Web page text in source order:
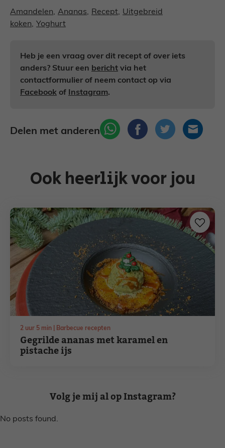
Amandelen, Ananas, Recept, Uitgebreid
koken, Yoghurt
Heb je een vraag over dit recept of over iets
anders? Stuur een bericht via het
contactformulier of neem contact op via
Facebook of Instagram.
Delen met anderen
Ook heerlijk voor jou
2 uur
uur 5minuten
min Barbecue recepten
Gegrilde ananas met karamel en
pistache ijs
Volg je mij al op Instagram?
No posts found.